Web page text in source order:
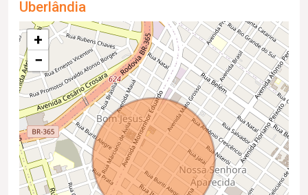
Uberlândia
+
−